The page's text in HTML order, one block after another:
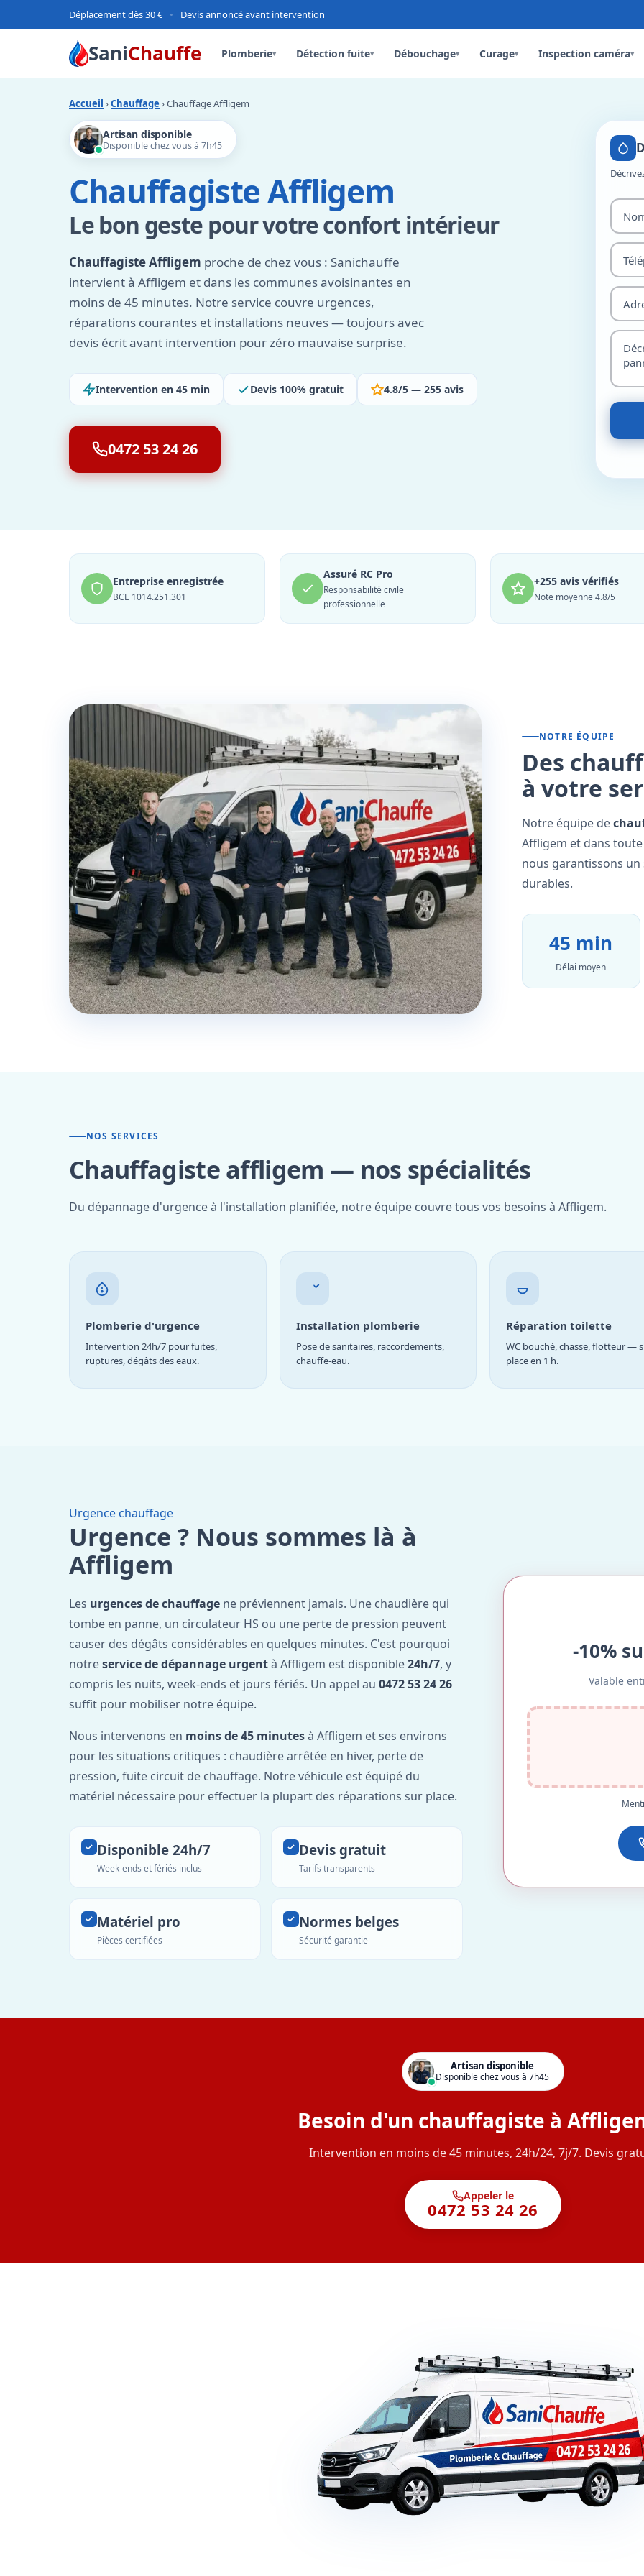
Déplacement dès 30 € • Devis annoncé avant intervention
SaniChauffe Plomberie▾ Détection fuite▾ Débouchage▾ Curage▾ Inspection caméra▾
Accueil ›Chauffage › Chauffage Affligem
Artisan disponible
Disponible chez vous à 7h45
Chauffagiste Affligem
Le bon geste pour votre confort intérieur
Chauffagiste Affligem proche de chez vous : Sanichauffe
intervient à Affligem et dans les communes avoisinantes en
moins de 45 minutes. Notre service couvre urgences,
réparations courantes et installations neuves — toujours avec
devis écrit avant intervention pour zéro mauvaise surprise.
Intervention en 45 min Devis 100% gratuit 4.8/5 — 255 avis
0472 53 24 26
Entreprise enregistrée
BCE 1014.251.301
Assuré RC Pro
Responsabilité civile
professionnelle
+255 avis vérifiés
Note moyenne 4.8/5
NOTRE ÉQUIPE
Des
à votre
Notre équipe de
Affligem et dans
nous garantissons
durables.
45 min
Délai moyen
NOS SERVICES
Chauffagiste affligem — nos spécialités
Du dépannage d'urgence à l'installation planifiée, notre équipe couvre tous vos besoins à Affligem.
Plomberie d'urgence
Intervention 24h/7 pour fuites,
ruptures, dégâts des eaux.
Installation plomberie
Pose de sanitaires, raccordements,
chauffe-eau.
Réparation toilette
WC bouché, chasse, flotteur —
place en 1 h.
Urgence chauffage
Urgence ? Nous sommes là à
Affligem
Les urgences de chauffage ne préviennent jamais. Une chaudière qui
tombe en panne, un circulateur HS ou une perte de pression peuvent
causer des dégâts considérables en quelques minutes. C'est pourquoi
notreservice de dépannage urgentà Affligem est disponible24h/7, y
compris les nuits, week-ends et jours fériés. Un appel au 0472 53 24 26
suffit pour mobiliser notre équipe.
Nous intervenons en moins de 45 minutesà Affligem et ses environs
pour les situations critiques : chaudière arrêtée en hiver, perte de
pression, fuite circuit de chauffage. Notre véhicule est équipé du
matériel nécessaire pour effectuer la plupart des réparations sur place.
Disponible 24h/7
Week-ends et fériés inclus
Devis gratuit
Tarifs transparents
Matériel pro
Pièces certifiées
Normes belges
Sécurité garantie
-10%
Valable
Artisan disponible
Disponible chez vous à 7h45
Besoin d'un chauffagiste à
Intervention en moins de 45 minutes, 24h/24, 7j/7. Devis
Appeler le
0472 53 24 26